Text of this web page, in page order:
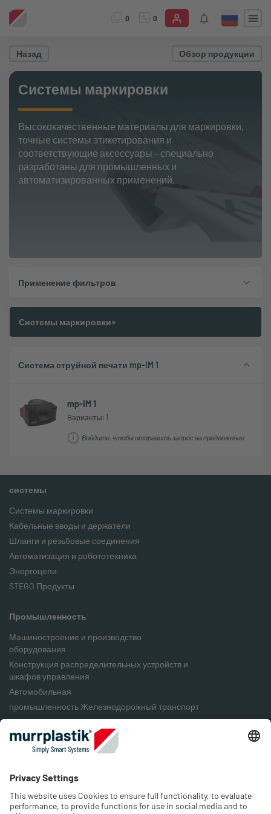
0 0
Назад Обзор продукции
Системы маркировки
Высококачественные материалы для маркировки,
точные системы этикетирования и
соответствующие аксессуары – специально
разработаны для промышленных и
автоматизированных применений.
Применение фильтров
Системы маркировки»
Система струйной печати mp-IM 1
mp-IM 1
Варианты: 1
Войдите, чтобы отправить запрос на предложение
системы
Системы маркировки
Кабельные вводы и держатели
Шланги и резьбовые соединения
Автоматизация и робототехника
Энергоцепи
STEGO Продукты
Промышленность
Машиностроение и производство
оборудования
Конструкция распределительных устройств и
шкафов управления
Автомобильная
промышленность Железнодорожный транспорт
Пищевая промышленность
Упаковочная промышленность
Возобновляемые источники энергии
Компания
О нас